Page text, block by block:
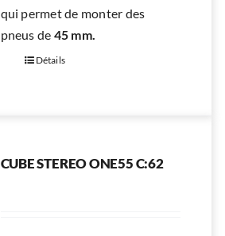
qui permet de monter des
pneus de 45 mm.
Détails
CUBE STEREO ONE55 C:62